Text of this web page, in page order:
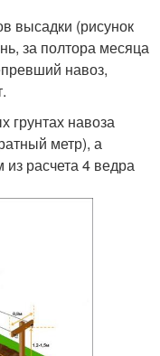
высадки (рисунок
за полтора месяца
навоз,
грунтах навоза
метр), а
расчета 4 ведра